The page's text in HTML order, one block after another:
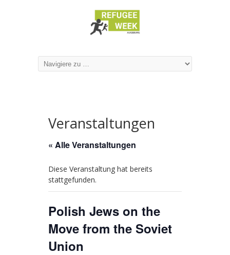
Veranstaltungen
« Alle Veranstaltungen
Diese Veranstaltung hat bereits
stattgefunden.
Polish Jews on the
Move from the Soviet
Union